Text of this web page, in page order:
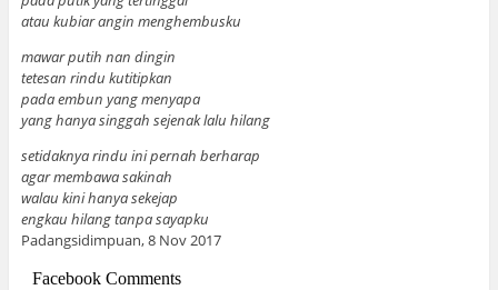
atau kubiar angin menghembusku
mawar putih nan dingin
tetesan rindu kutitipkan
pada embun yang menyapa
yang hanya singgah sejenak lalu hilang
setidaknya rindu ini pernah berharap
agar membawa sakinah
walau kini hanya sekejap
engkau hilang tanpa sayapku
Padangsidimpuan, 8 Nov 2017
Facebook Comments